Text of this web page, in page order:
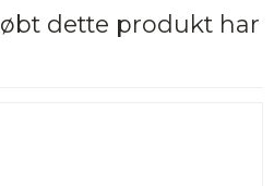
dette produkt har